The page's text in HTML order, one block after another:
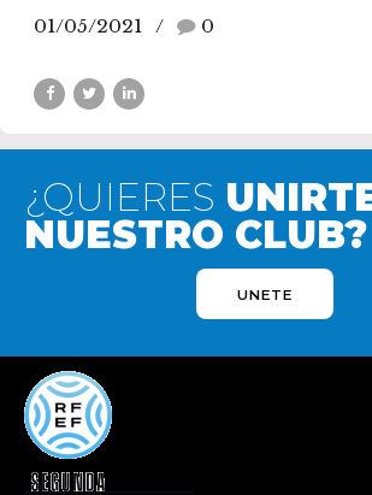
01/05/2021 0
¿QUIERES
NUESTRO CLUB?
UNETE